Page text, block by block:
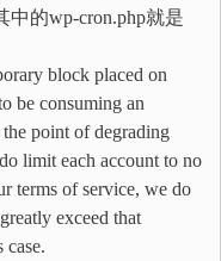
的wp-cron.php就是
block placed on
be consuming an
point of degrading
limit each account to no
terms of service, we do
exceed that
case.